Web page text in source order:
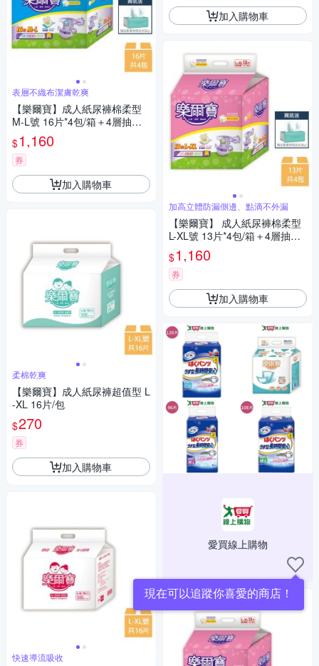
表層不織布潔膚乾爽
【樂爾寶】成人紙尿褲棉柔型
M-L號 16片*4包/箱＋4層抽取
衛生紙*2包
$1,160
券
加入購物車
柔棉乾爽
【樂爾寶】成人紙尿褲超值型 L
-XL 16片/包
$270
券
加入購物車
快速導流吸收
加入購物車
加高立體防漏側邊、點滴不外漏
【樂爾寶】 成人紙尿褲棉柔型
L-XL號 13片*4包/箱＋4層抽取
衛生紙*2包
$1,160
券
加入購物車
愛買線上購物
現在可以追蹤你喜愛的商店！